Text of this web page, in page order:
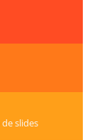
slides